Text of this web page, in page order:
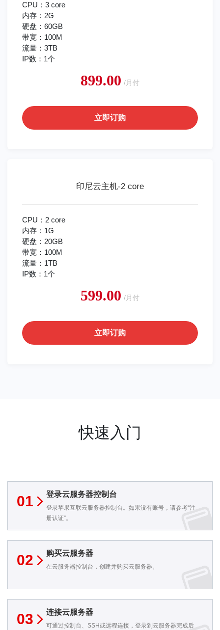
CPU：3 core
内存：2G
硬盘：60GB
带宽：100M
流量：3TB
IP数：1个
899.00 /月付
立即订购
印尼云主机-2 core
CPU：2 core
内存：1G
硬盘：20GB
带宽：100M
流量：1TB
IP数：1个
599.00 /月付
立即订购
快速入门
登录云服务器控制台
登录苹果互联云服务器控制台。如果没有账号，请参考“注
册认证”。
01
购买云服务器
在云服务器控制台，创建并购买云服务器。
02
连接云服务器
可通过控制台、SSH或远程连接，登录到云服务器完成后
03